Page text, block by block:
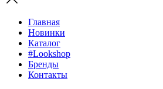
Главная
Новинки
Каталог
#Lookshop
Бренды
Контакты